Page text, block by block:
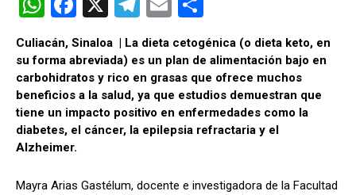
h
at
s
A
p
p
a
ce
b
o
o
el
e
gr
a
m
ail
o
m
p
ar
tir
Culiacán, Sinaloa | La dieta cetogénica (o dieta keto, en
su forma abreviada) es un plan de alimentación bajo en
carbohidratos y rico en grasas que ofrece muchos
beneficios a la salud, ya que estudios demuestran que
tiene un impacto positivo en enfermedades como la
diabetes, el cáncer, la epilepsia refractaria y el
Alzheimer.
Mayra Arias Gastélum, docente e investigadora de la Facultad